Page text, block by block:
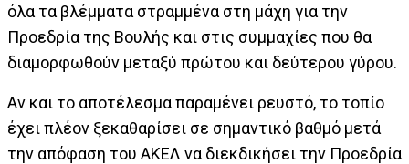
όλα τα βλέμματα στραμμένα στη μάχη για την
Προεδρία της Βουλής και στις συμμαχίες που θα
διαμορφωθούν μεταξύ πρώτου και δεύτερου γύρου.
Αν και το αποτέλεσμα παραμένει ρευστό, το τοπίο
έχει πλέον ξεκαθαρίσει σε σημαντικό βαθμό μετά
την απόφαση του ΑΚΕΛ να διεκδικήσει την Προεδρία